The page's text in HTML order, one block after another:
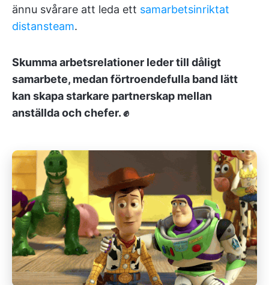
ännu svårare att leda ett samarbetsinriktat
distansteam.
Skumma arbetsrelationer leder till dåligt
samarbete, medan förtroendefulla band lätt
kan skapa starkare partnerskap mellan
anställda och chefer. ✊